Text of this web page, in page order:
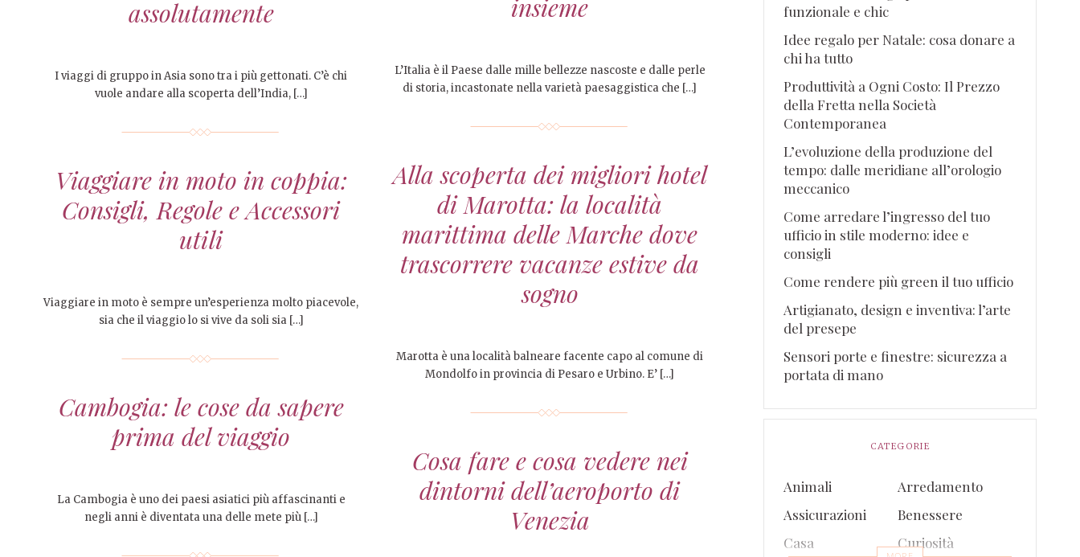
insieme
L’Italia è il Paese dalle mille bellezze nascoste e dalle perle
di storia, incastonate nella varietà paesaggistica che […]
assolutamente
I viaggi di gruppo in Asia sono tra i più gettonati. C’è chi
vuole andare alla scoperta dell’India, […]
Alla scoperta dei migliori hotel
di Marotta: la località
marittima delle Marche dove
trascorrere vacanze estive da
sogno
Marotta è una località balneare facente capo al comune di
Mondolfo in provincia di Pesaro e Urbino. E’ […]
Viaggiare in moto in coppia:
Consigli, Regole e Accessori
utili
Viaggiare in moto è sempre un’esperienza molto piacevole,
sia che il viaggio lo si vive da soli sia […]
Cambogia: le cose da sapere
prima del viaggio
La Cambogia è uno dei paesi asiatici più affascinanti e
negli anni è diventata una delle mete più […]
Cosa fare e cosa vedere nei
dintorni dell’aeroporto di
Venezia
funzionale e chic
Idee regalo per Natale: cosa donare a
chi ha tutto
Produttività a Ogni Costo: Il Prezzo
della Fretta nella Società
Contemporanea
L’evoluzione della produzione del
tempo: dalle meridiane all’orologio
meccanico
Come arredare l’ingresso del tuo
ufficio in stile moderno: idee e
consigli
Come rendere più green il tuo ufficio
Artigianato, design e inventiva: l’arte
del presepe
Sensori porte e finestre: sicurezza a
portata di mano
CATEGORIE
Animali
Arredamento
Assicurazioni
Benessere
Casa
Curiosità